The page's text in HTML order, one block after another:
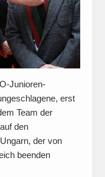
Junioren-
erst
Team der
den
der von
beenden